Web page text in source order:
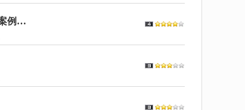
AI提效手册-豆包即梦剪映飞书扣子，AI工具5合1精讲实操指南，30+常见职场案例拿来即用 155042